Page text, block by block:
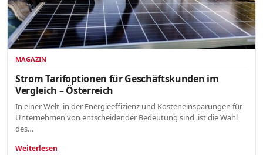
MAGAZIN
Strom Tarifoptionen für Geschäftskunden im
Vergleich – Österreich
In einer Welt, in der Energieeffizienz und Kosteneinsparungen für
Unternehmen von entscheidender Bedeutung sind, ist die Wahl
des…
Weiterlesen